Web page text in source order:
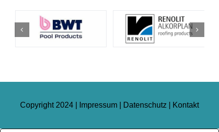
Copyright 2024 | Impressum Datenschutz Kontakt